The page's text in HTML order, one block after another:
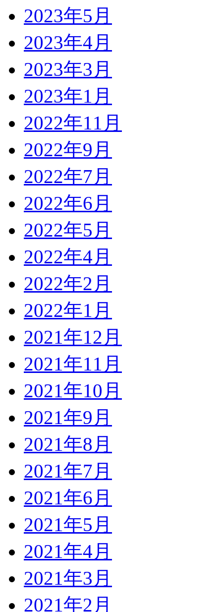
2023年5月
2023年4月
2023年3月
2023年1月
2022年11月
2022年9月
2022年7月
2022年6月
2022年5月
2022年4月
2022年2月
2022年1月
2021年12月
2021年11月
2021年10月
2021年9月
2021年8月
2021年7月
2021年6月
2021年5月
2021年4月
2021年3月
2021年2月